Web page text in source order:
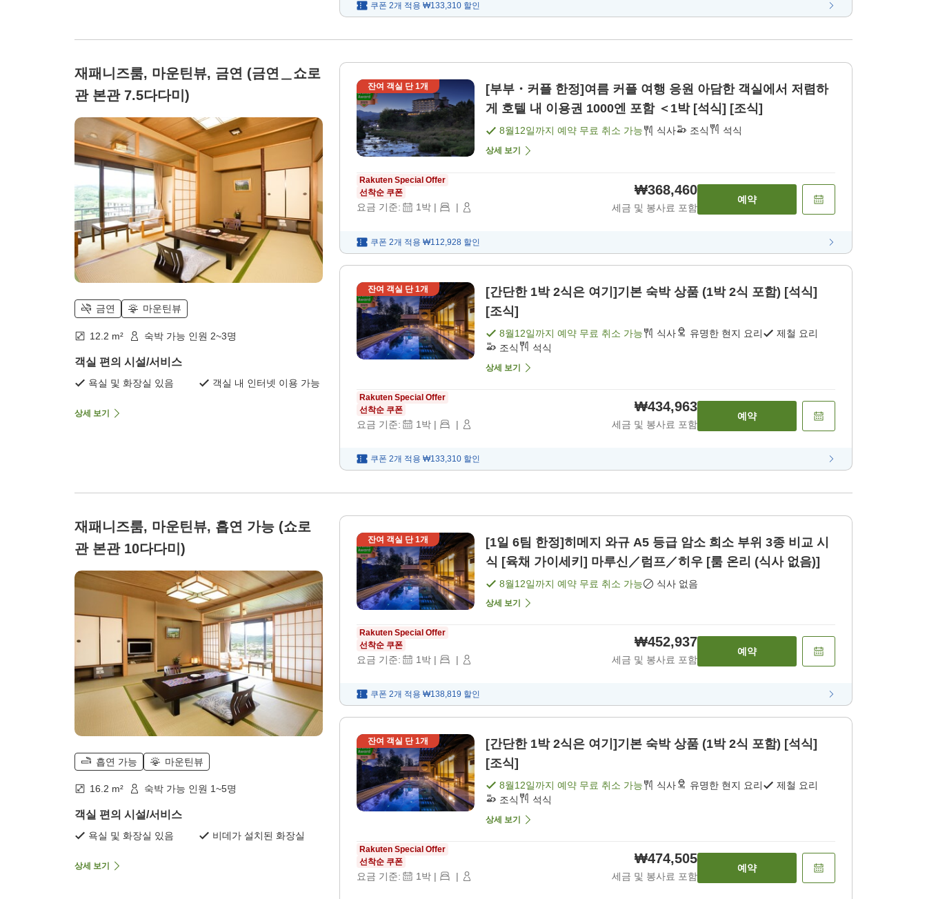
쿠폰 2개 적용 ₩133,310 할인
재패니즈룸, 마운틴뷰, 금연 (금연＿쇼로
관 본관 7.5다다미)
금연 마운틴뷰
12.2 m² 숙박 가능 인원 2~3명
객실 편의 시설/서비스
욕실 및 화장실 있음 객실 내 인터넷 이용 가능
상세 보기
잔여 객실 단1개
[부부・커플 한정]여름 커플 여행 응원 아담한 객실에서 저렴하
게 호텔 내 이용권 1000엔 포함 ＜1박 [석식] [조식]
8월12일까지 예약 무료 취소 가능 식사 조식 석식
상세 보기
Rakuten Special Offer
선착순 쿠폰
요금 기준: 1박 | |
₩368,460
세금 및 봉사료 포함
예약
쿠폰 2개 적용 ₩112,928 할인
잔여 객실 단1개
[간단한 1박 2식은 여기]기본 숙박 상품 (1박 2식 포함) [석식]
[조식]
8월12일까지 예약 무료 취소 가능 식사 유명한 현지 요리
제철 요리
조식
석식
상세 보기
Rakuten Special Offer
선착순 쿠폰
요금 기준: 1 박 | |
₩434,963
세금 및 봉사료 포함
예약
쿠폰 2개 적용 ₩133,310 할인
재패니즈룸, 마운틴뷰, 흡연 가능 (쇼로
관 본관 10다다미)
흡연 가능 마운틴뷰
16.2 m² 숙박 가능 인원 1~5명
객실 편의 시설/서비스
욕실 및 화장실 있음 비데가 설치된 화장실
상세 보기
잔여 객실 단1개
[1일 6팀 한정]히메지 와규 A5 등급 암소 희소 부위 3종 비교 시
식 [육채 가이세키] 마루신／럼프／히우 [룸 온리 (식사 없음)]
8월12일까지 예약 무료 취소 가능 식사 없음
상세 보기
Rakuten Special Offer
선착순 쿠폰
요금 기준: 1 박 | |
₩452,937
세금 및 봉사료 포함
예약
쿠폰 2개 적용 ₩138,819 할인
잔여 객실 단1개
[간단한 1박 2식은 여기]기본 숙박 상품 (1박 2식 포함) [석식]
[조식]
8월12일까지 예약 무료 취소 가능 식사 유명한 현지 요리
제철 요리
조식
석식
상세 보기
Rakuten Special Offer
선착순 쿠폰
요금 기준: 1 박 | |
₩474,505
세금 및 봉사료 포함
예약